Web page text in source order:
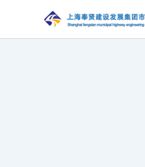
内